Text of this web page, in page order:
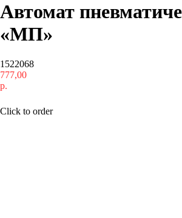
Автомат
«МП»
1522068
777,00
р.
Click to order